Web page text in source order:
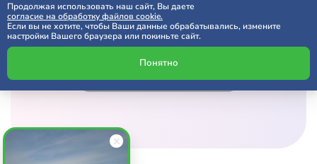
Расчет по SMS через 5 минут
Продолжая использовать наш сайт, Вы даете
согласие на обработку файлов cookie.
Если вы не хотите, чтобы Ваши данные обрабатывались, измените
настройки Вашего браузера или покиньте сайт.
Понятно